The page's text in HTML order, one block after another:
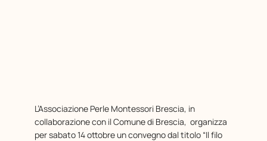
L’Associazione Perle Montessori Brescia, in
collaborazione con il Comune di Brescia, organizza
per sabato 14 ottobre un convegno dal titolo “Il filo